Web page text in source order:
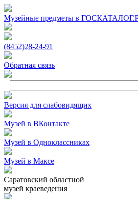
Музейные предметы в
(8452)28‑24‑91
Обратная связь
Версия для слабовидящих
Музей в ВКонтакте
Музей в Одноклассниках
Музей в Максе
Саратовский областной
музей краеведения